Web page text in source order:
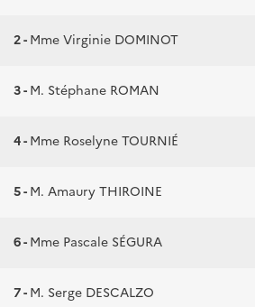
2 -Mme Virginie DOMINOT
3 -M. Stéphane ROMAN
4 -Mme Roselyne TOURNIÉ
5 -M. Amaury THIROINE
6 -Mme Pascale SÉGURA
7 -M. Serge DESCALZO